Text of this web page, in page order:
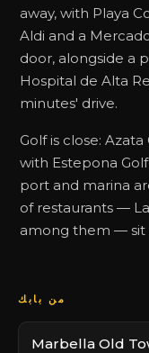
away, with Playa
Aldi and a
door, alongside a
Hospital de Alta
minutes' drive.
Golf is close:
with Estepona
port and marina
of restaurants —
among them — sit
من بابك
Marbella Old